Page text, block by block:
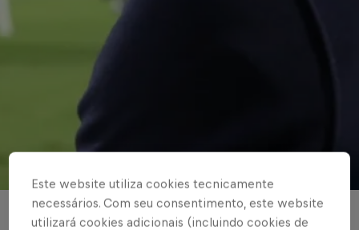
BRASILEIRÃO
Este website utiliza cookies tecnicamente
necessários. Com seu consentimento, este website
utilizará cookies adicionais (incluindo cookies de